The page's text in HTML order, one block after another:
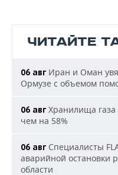
ЧИТАЙТЕ
06 авг Иран и Оман
Ормузе с объемом
06 авг Хранилища
чем на 58%
06 авг Специалисты
аварийной остановки
области